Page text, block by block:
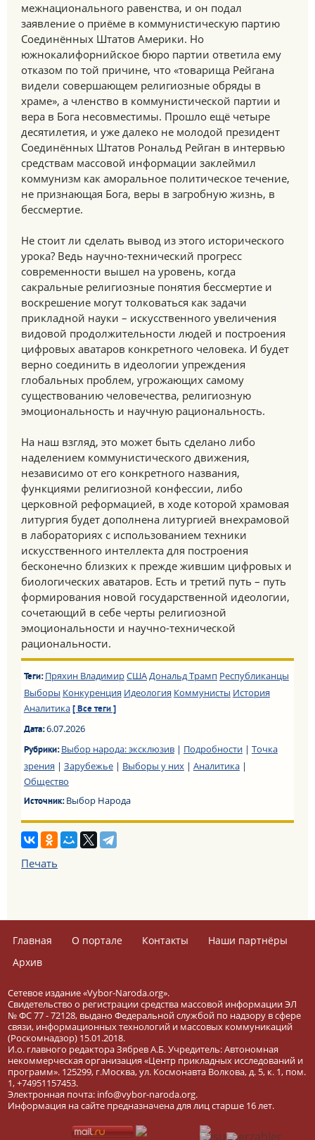
межнационального равенства, и он подал
заявление о приёме в коммунистическую партию
Соединённых Штатов Америки. Но
южнокалифорнийское бюро партии ответила ему
отказом по той причине, что «товарища Рейгана
видели совершающем религиозные обряды в
храме», а членство в коммунистической партии и
вера в Бога несовместимы. Прошло ещё четыре
десятилетия, и уже далеко не молодой президент
Соединённых Штатов Рональд Рейган в интервью
средствам массовой информации заклеймил
коммунизм как аморальное политическое течение,
не признающая Бога, веры в загробную жизнь, в
бессмертие.
Не стоит ли сделать вывод из этого исторического
урока? Ведь научно-технический прогресс
современности вышел на уровень, когда
сакральные религиозные понятия бессмертие и
воскрешение могут толковаться как задачи
прикладной науки – искусственного увеличения
видовой продолжительности людей и построения
цифровых аватаров конкретного человека. И будет
верно соединить в идеологии упреждения
глобальных проблем, угрожающих самому
существованию человечества, религиозную
эмоциональность и научную рациональность.
На наш взгляд, это может быть сделано либо
наделением коммунистического движения,
независимо от его конкретного названия,
функциями религиозной конфессии, либо
церковной реформацией, в ходе которой храмовая
литургия будет дополнена литургией внехрамовой
в лабораториях с использованием техники
искусственного интеллекта для построения
бесконечно близких к прежде жившим цифровых и
биологических аватаров. Есть и третий путь – путь
формирования новой государственной идеологии,
сочетающий в себе черты религиозной
эмоциональности и научно-технической
рациональности.
Теги: Пряхин ВладимирСШАДональд Трамп Республиканцы
Выборы Конкуренция Идеология Коммунисты История
Аналитика [ Все теги ]
Дата:6.07.2026
Рубрики:Выбор народа: эксклюзив| Подробности| Точка
зрения | Зарубежье| Выборы у них| Аналитика|
Общество
Источник:Выбор Народа
Печать
Главная О портале Контакты
Наши партнёры
Архив
Сетевое издание «Vybor-Naroda.org».
Свидетельство о регистрации средства массовой информации ЭЛ
№ ФС 77 - 72128, выдано Федеральной службой по надзору в сфере
связи, информационных технологий и массовых коммуникаций
(Роскомнадзор) 15.01.2018.
И.о. главного редактора Зябрев А.Б. Учредитель: Автономная
некоммерческая организация «Центр прикладных исследований и
программ». 125299, г.Москва, ул. Космонавта Волкова, д. 5, к. 1, пом.
1, +74951157453.
Электронная почта: info@vybor-naroda.org.
Информация на сайте предназначена для лиц старше 16 лет.